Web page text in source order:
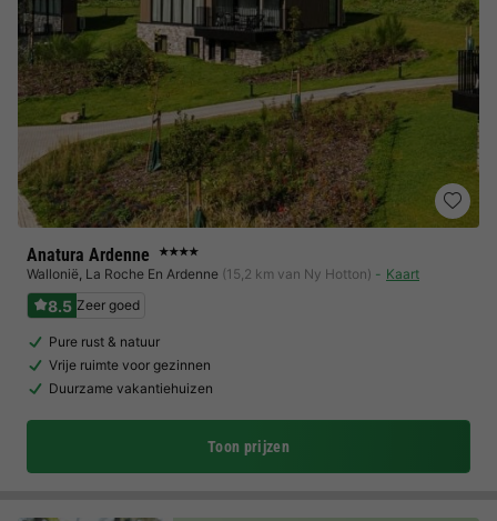
Anatura Ardenne ★★★★
Wallonië, La Roche En Ardenne (15,2 km van Ny Hotton) Kaart
8.5 Zeer goed
Pure rust & natuur
Vrije ruimte voor gezinnen
Duurzame vakantiehuizen
Toon prijzen